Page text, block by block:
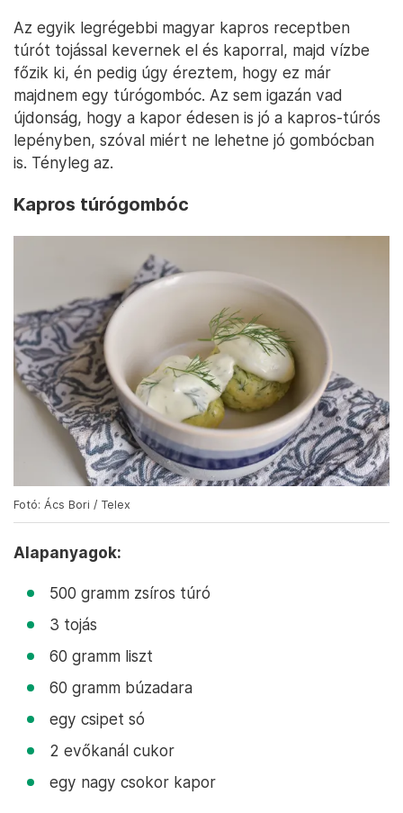
Az egyik legrégebbi magyar kapros receptben
túrót tojással kevernek el és kaporral, majd vízbe
főzik ki, én pedig úgy éreztem, hogy ez már
majdnem egy túrógombóc. Az sem igazán vad
újdonság, hogy a kapor édesen is jó a kapros-túrós
lepényben, szóval miért ne lehetne jó gombócban
is. Tényleg az.
Kapros túrógombóc
Fotó: Ács Bori / Telex
Alapanyagok:
500 gramm zsíros túró
3 tojás
60 gramm liszt
60 gramm búzadara
egy csipet só
2 evőkanál cukor
egy nagy csokor kapor